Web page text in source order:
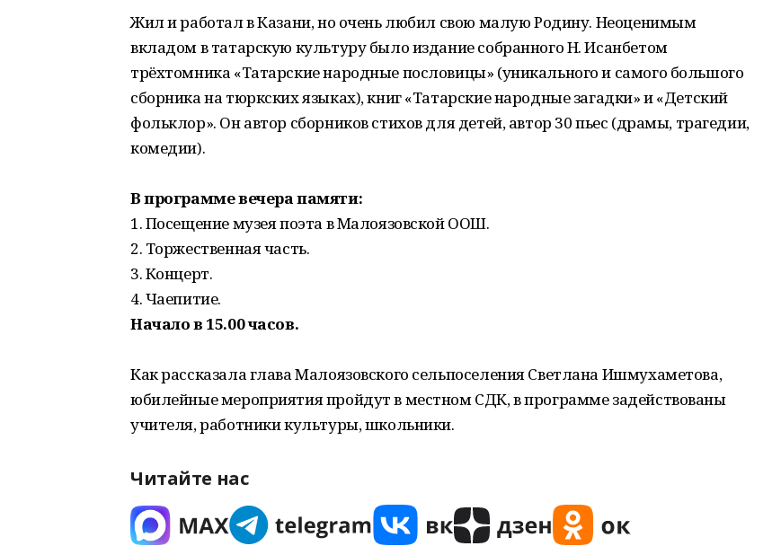
Жил и работал в Казани, но очень любил свою малую Родину. Неоценимым
вкладом в татарскую культуру было издание собранного Н. Исанбетом
трёхтомника «Татарские народные пословицы» (уникального и самого большого
сборника на тюркских языках), книг «Татарские народные загадки» и «Детский
фольклор». Он автор сборников стихов для детей, автор 30 пьес (драмы, трагедии,
комедии).
В программе вечера памяти:
1. Посещение музея поэта в Малоязовской ООШ.
2. Торжественная часть.
3. Концерт.
4. Чаепитие.
Начало в 15.00 часов.
Как рассказала глава Малоязовского сельпоселения Светлана Ишмухаметова,
юбилейные мероприятия пройдут в местном СДК, в программе задействованы
учителя, работники культуры, школьники.
Читайте нас